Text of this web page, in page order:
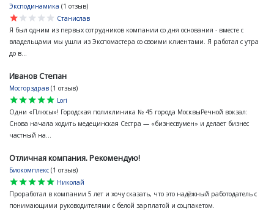
Эксподинамика (1 отзыв)
star
star
star
star
star
Станислав
Я был одним из первых сотрудников компании со дня основания - вместе с
владельцами мы ушли из Экспомастера со своими клиентами. Я работал с утра
до в...
Иванов Степан
Мосгорздрав (1 отзыв)
star
star
star
star
star
Lori
Одни «Плюсы»! Городская поликлиника № 45 города МосквыРечной вокзал:
Снова начала ходить медецинская Сестра — «бизнесвумен» и делает бизнес
частный на...
Отличная компания. Рекомендую!
Биокомплекс (1 отзыв)
star
star
star
star
star
Николай
Проработал в компании 5 лет и хочу сказать, что это надёжный работодатель с
понимающими руководителями с белой зарплатой и соцпакетом.